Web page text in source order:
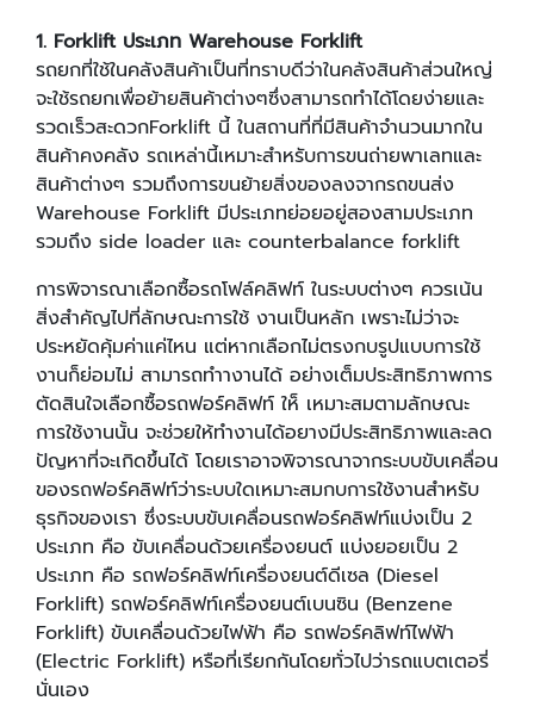
1. Forklift ประเภท Warehouse Forklift
รถยกที่ใช้ในคลังสินค้าเป็นที่ทราบดีว่าในคลังสินค้าส่วนใหญ่
จะใช้รถยกเพื่อย้ายสินค้าต่างๆซึ่งสามารถทําได้โดยง่ายและ
รวดเร็วสะดวกForklift นี้ ในสถานที่ที่มีสินค้าจํานวนมากใน
สินค้าคงคลัง รถเหล่านี้เหมาะสําหรับการขนถ่ายพาเลทและ
สินค้าต่างๆ รวมถึงการขนย้ายสิ่งของลงจากรถขนส่ง
Warehouse Forklift มีประเภทย่อยอยู่สองสามประเภท
รวมถึง side loader และ counterbalance forklift
การพิจารณาเลือกซื้อรถโฟล์คลิฟท์ ในระบบต่างๆ ควรเน้น
สิ่งสำคัญไปที่ลักษณะการใช้ งานเป็นหลัก เพราะไม่ว่าจะ
ประหยัดคุ้มค่าแค่ไหน แต่หากเลือกไม่ตรงกบรูปแบบการใช้
งานก็ย่อมไม่ สามารถทำางานได้ อย่างเต็มประสิทธิภาพการ
ตัดสินใจเลือกซื้อรถฟอร์คลิฟท์ ให็ เหมาะสมตามลักษณะ
การใช้งานนั้น จะช่วยให้ทำงานได้อยางมีประสิทธิภาพและลด
ปัญหาที่จะเกิดขึ้นได้ โดยเราอาจพิจารณาจากระบบขับเคลื่อน
ของรถฟอร์คลิฟท์ว่าระบบใดเหมาะสมกบการใช้งานสำหรับ
ธุรกิจของเรา ซึ่งระบบขับเคลื่อนรถฟอร์คลิฟท์แบ่งเป็น 2
ประเภท คือ ขับเคลื่อนด้วยเครื่องยนต์ แบ่งยอยเป็น 2
ประเภท คือ รถฟอร์คลิฟท์เครื่องยนต์ดีเซล (Diesel
Forklift) รถฟอร์คลิฟท์เครื่องยนต์เบนซิน (Benzene
Forklift) ขับเคลื่อนด้วยไฟฟ้า คือ รถฟอร์คลิฟท์ไฟฟ้า
(Electric Forklift) หรือที่เรียกกันโดยทั่วไปว่ารถแบตเตอรี่
นั่นเอง